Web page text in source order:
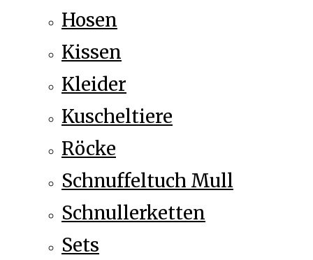
Hosen
Kissen
Kleider
Kuscheltiere
Röcke
Schnuffeltuch Mull
Schnullerketten
Sets